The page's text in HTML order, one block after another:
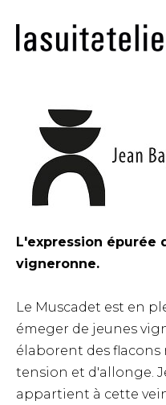
content
L'expression épurée
vigneronne.
Le Muscadet est en
émeger de jeunes
élaborent des flacons
tension et d'allonge.
appartient à cette